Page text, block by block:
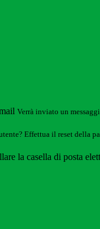
Verrà inviato un
Effettua il reset della
la casella di posta